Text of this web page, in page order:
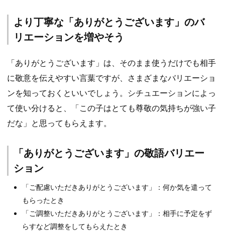
より丁寧な「ありがとうございます」のバ
リエーションを増やそう
「ありがとうございます」は、そのまま使うだけでも相手
に敬意を伝えやすい言葉ですが、さまざまなバリエーショ
ンを知っておくといいでしょう。シチュエーションによっ
て使い分けると、「この子はとても尊敬の気持ちが強い子
だな」と思ってもらえます。
「ありがとうございます」の敬語バリエー
ション
「ご配慮いただきありがとうございます」：何か気を遣って
もらったとき
「ご調整いただきありがとうございます」：相手に予定をず
らすなど調整をしてもらえたとき